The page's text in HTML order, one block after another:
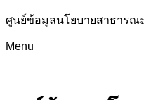
ศูนย์ข้อมูลนโยบายสาธาร
Menu